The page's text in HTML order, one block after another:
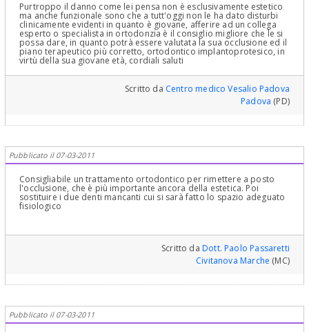
Purtroppo il danno come lei pensa non è esclusivamente estetico
ma anche funzionale sono che a tutt'oggi non le ha dato disturbi
clinicamente evidenti in quanto è giovane, afferire ad un collega
esperto o specialista in ortodonzia è il consiglio migliore che le si
possa dare, in quanto potrà essere valutata la sua occlusione ed il
piano terapeutico più corretto, ortodontico implantoprotesico, in
virtù della sua giovane età, cordiali saluti
Scritto da Centro medico Vesalio Padova
Padova (PD)
Pubblicato il 07-03-2011
Consigliabile un trattamento ortodontico per rimettere a posto
l'occlusione, che è più importante ancora della estetica. Poi
sostituire i due denti mancanti cui si sarà fatto lo spazio adeguato
fisiologico
Scritto daDott. Paolo Passaretti
Civitanova Marche (MC)
Pubblicato il 07-03-2011